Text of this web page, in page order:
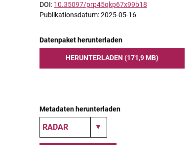
DOI: 10.35097/prp45qkp67x99b18
Publikationsdatum: 2025-05-16
Datenpaket herunterladen
HERUNTERLADEN (171,9 MB)
Metadaten herunterladen